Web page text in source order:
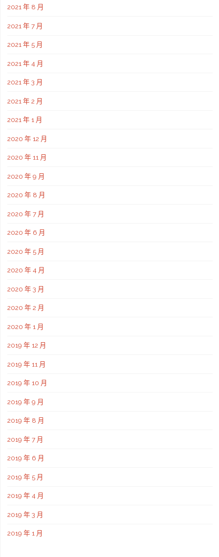
2021 年 8 月
2021 年 7 月
2021 年 5 月
2021 年 4 月
2021 年 3 月
2021 年 2 月
2021 年 1 月
2020 年 12 月
2020 年 11 月
2020 年 9 月
2020 年 8 月
2020 年 7 月
2020 年 6 月
2020 年 5 月
2020 年 4 月
2020 年 3 月
2020 年 2 月
2020 年 1 月
2019 年 12 月
2019 年 11 月
2019 年 10 月
2019 年 9 月
2019 年 8 月
2019 年 7 月
2019 年 6 月
2019 年 5 月
2019 年 4 月
2019 年 3 月
2019 年 1 月